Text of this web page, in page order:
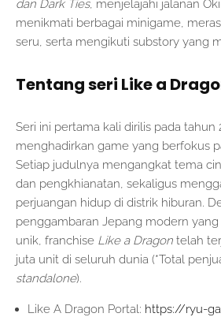
dan Dark Ties, menjelajahi jalanan
menikmati berbagai minigame,
seru, serta mengikuti substory yang
Tentang seri Like a
Seri ini pertama kali dirilis pada
menghadirkan game yang berfokus
Setiap judulnya mengangkat tema
dan pengkhianatan, sekaligus
perjuangan hidup di distrik hiburan.
penggambaran Jepang modern
unik, franchise Like a Dragon telah
juta unit di seluruh dunia (*Total
standalone).
Like A Dragon Portal: https://ryu-